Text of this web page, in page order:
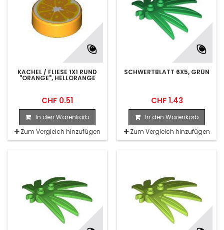
Magenta(5)
Olivgrün(5)
(5)
Rotorange(2)
Schwarz(4)
Transparent Grün(1)
KACHEL / FLIESE 1X1 RUND
"ORANGE", HELLORANGE
CHF 0.51
In den Warenkorb
Zum Vergleich hinzufügen
SCHWERTBLATT 6X5, GRÜN
CHF 1.43
In den Warenkorb
Zum Vergleich hinzufügen